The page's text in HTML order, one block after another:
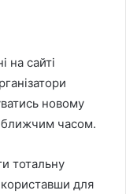
на сайті
новому
часом.
тотальну
для